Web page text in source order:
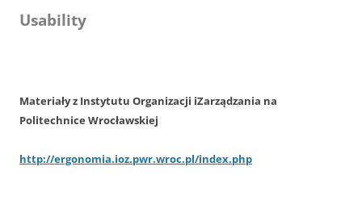
Usability
Materiały z Instytutu Organizacji iZarządzania na
Politechnice Wrocławskiej
http://ergonomia.ioz.pwr.wroc.pl/index.php